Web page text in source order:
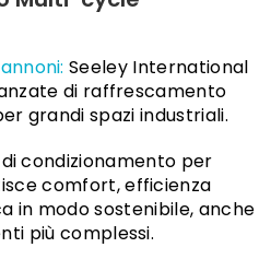
Seeley International
di raffrescamento
grandi spazi industriali.
condizionamento per
comfort, efficienza
in modo sostenibile, anche
più complessi.